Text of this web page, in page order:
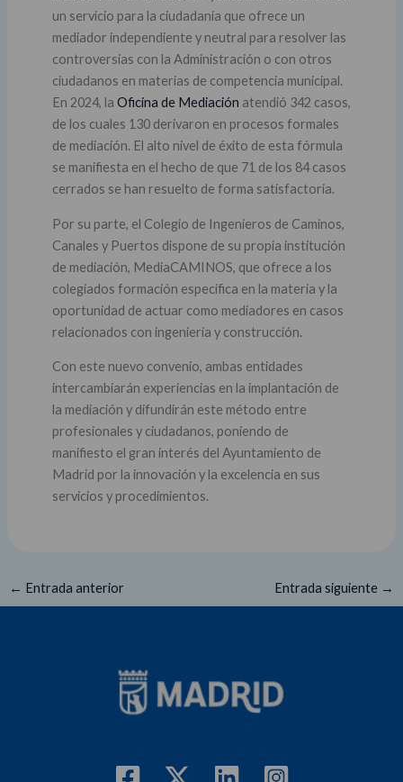
un servicio para la ciudadanía que ofrece un
mediador independiente y neutral para resolver las
controversias con la Administración o con otros
ciudadanos en materias de competencia municipal.
En 2024, la Oficina de Mediación atendió 342 casos,
de los cuales 130 derivaron en procesos formales
de mediación. El alto nivel de éxito de esta fórmula
se manifiesta en el hecho de que 71 de los 84 casos
cerrados se han resuelto de forma satisfactoria.
Por su parte, el Colegio de Ingenieros de Caminos,
Canales y Puertos dispone de su propia institución
de mediación, MediaCAMINOS, que ofrece a los
colegiados formación específica en la materia y la
oportunidad de actuar como mediadores en casos
relacionados con ingeniería y construcción.
Con este nuevo convenio, ambas entidades
intercambiarán experiencias en la implantación de
la mediación y difundirán este método entre
profesionales y ciudadanos, poniendo de
manifiesto el gran interés del Ayuntamiento de
Madrid por la innovación y la excelencia en sus
servicios y procedimientos.
← Entrada anterior Entrada siguiente →